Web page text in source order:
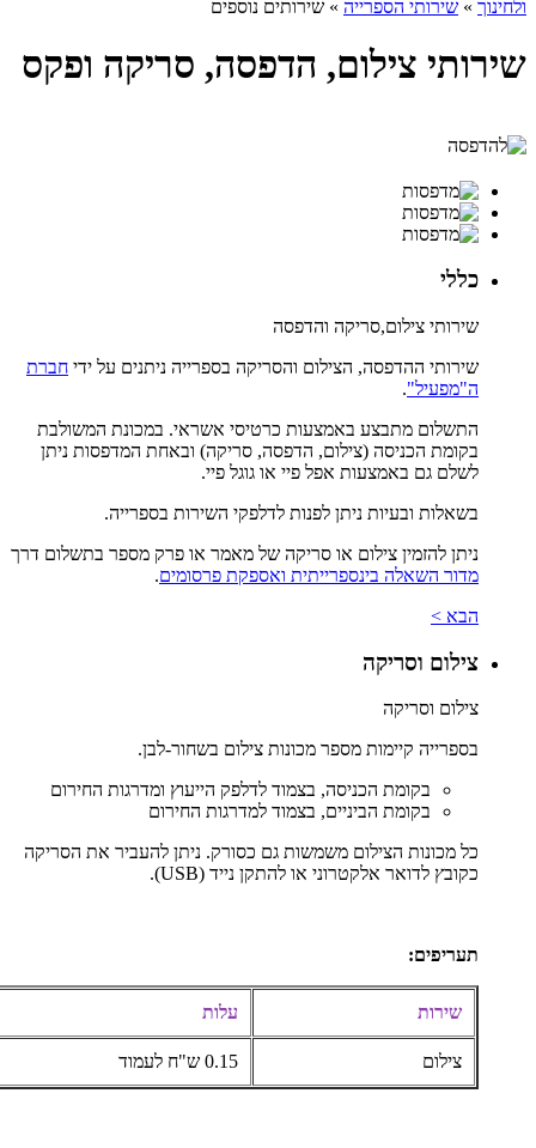
ולחינוך » שירותי הספרייה » שירותים נוספים
שירותי צילום, הדפסה, סריקה ופקס
כללי
שירותי צילום,סריקה והדפסה
שירותי ההדפסה, הצילום והסריקה בספרייה ניתנים על ידי חברת
ה"מפעיל".
התשלום מתבצע באמצעות כרטיסי אשראי. במכונת המשולבת
בקומת הכניסה (צילום, הדפסה, סריקה) ובאחת המדפסות ניתן
לשלם גם באמצעות אפל פיי או גוגל פיי.
בשאלות ובעיות ניתן לפנות לדלפקי השירות בספרייה.
ניתן להזמין צילום או סריקה של מאמר או פרק מספר בתשלום דרך
מדור השאלה בינספרייתית ואספקת פרסומים.
הבא >
צילום וסריקה
צילום וסריקה
בספרייה קיימות מספר מכונות צילום בשחור-לבן.
בקומת הכניסה, בצמוד לדלפק הייעוץ ומדרגות החירום
בקומת הביניים, בצמוד למדרגות החירום
כל מכונות הצילום משמשות גם כסורק. ניתן להעביר את הסריקה
כקובץ לדואר אלקטרוני או להתקן נייד (USB).
תעריפים:
שירות עלות
צילום 0.15 ש"ח לעמוד